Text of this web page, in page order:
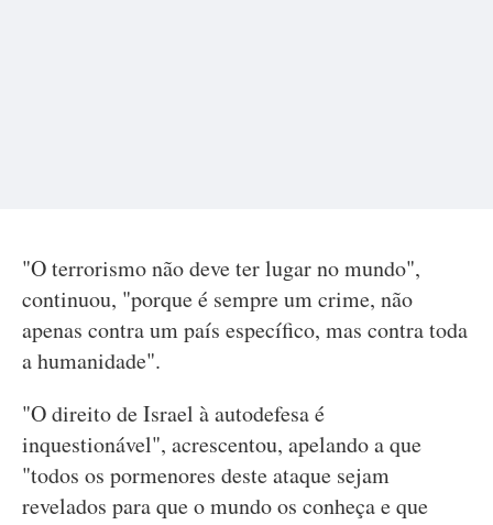
"O terrorismo não deve ter lugar no mundo",
continuou, "porque é sempre um crime, não
apenas contra um país específico, mas contra toda
a humanidade".
"O direito de Israel à autodefesa é
inquestionável", acrescentou, apelando a que
"todos os pormenores deste ataque sejam
revelados para que o mundo os conheça e que